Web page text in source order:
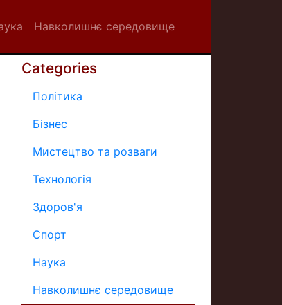
Навколишнє середовище
Categories
Політика
Бізнес
Мистецтво та розваги
Технологія
Здоров'я
Спорт
Наука
Навколишнє середовище